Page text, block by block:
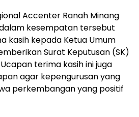
Accenter Ranah Minang
kesempatan tersebut
kasih kepada Ketua Umum
Surat Keputusan (SK)
terima kasih ini juga
agar kepengurusan yang
perkembangan yang positif